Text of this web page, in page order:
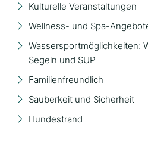
Kulturelle Veranstaltungen
Wellness- und Spa-
Wassersportmöglichkeiten:
Segeln und SUP
Familienfreundlich
Sauberkeit und Sicherheit
Hundestrand